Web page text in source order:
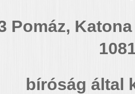
Pomáz,
bíróság által